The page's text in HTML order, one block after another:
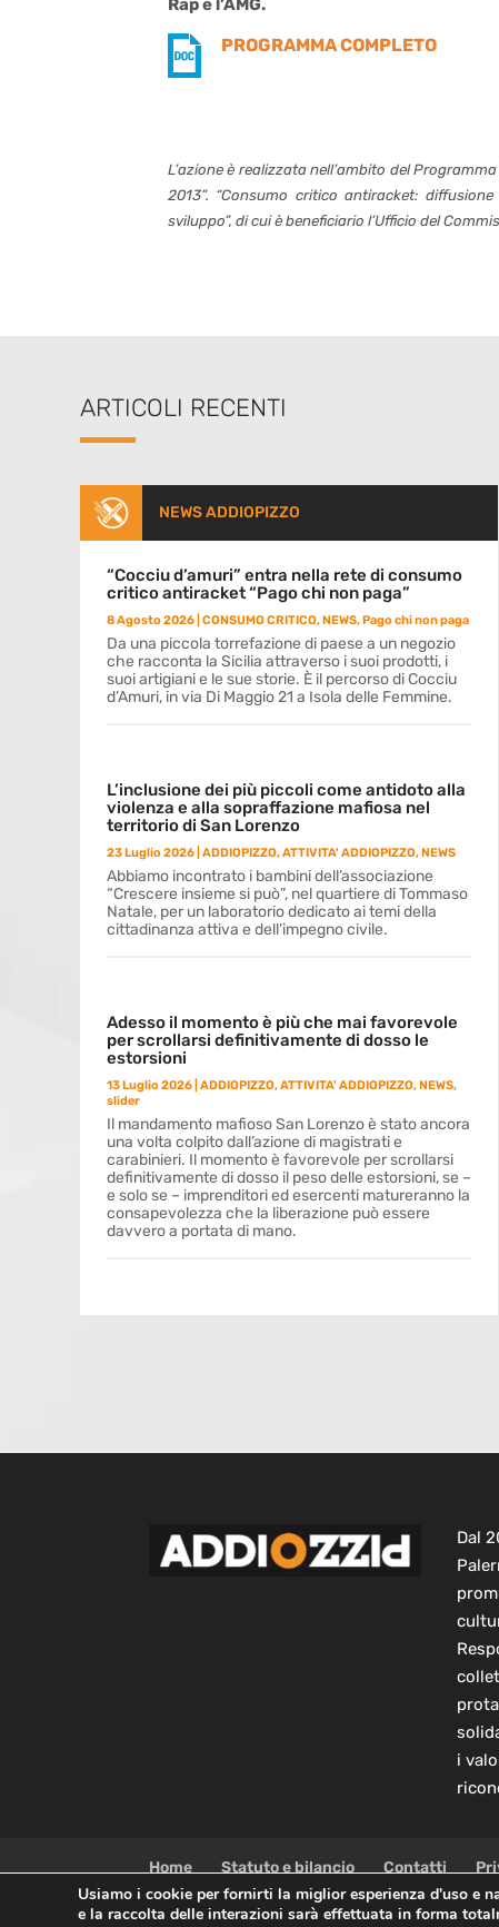
Rap e l’AMG.
PROGRAMMA COMPLETO
L’azione è realizzata nell’ambito del
2013”. “Consumo critico antiracket:
sviluppo”, di cui è beneficiario l’Ufficio del
ARTICOLI RECENTI
NEWS ADDIOPIZZO
“Cocciu d’amuri” entra nella rete di consumo
critico antiracket “Pago chi non paga”
8 Agosto 2026 CONSUMO CRITICO,NEWS,Pago chi non paga
Da una piccola torrefazione di paese a un negozio
che racconta la Sicilia attraverso i suoi prodotti, i
suoi artigiani e le sue storie. È il percorso di Cocciu
d’Amuri, in via Di Maggio 21 a Isola delle Femmine.
L’inclusione dei più piccoli come antidoto alla
violenza e alla sopraffazione mafiosa nel
territorio di San Lorenzo
23 Luglio 2026 ADDIOPIZZO,ATTIVITA' ADDIOPIZZO,NEWS
Abbiamo incontrato i bambini dell’associazione
“Crescere insieme si può”, nel quartiere di Tommaso
Natale, per un laboratorio dedicato ai temi della
cittadinanza attiva e dell’impegno civile.
Adesso il momento è più che mai favorevole
per scrollarsi definitivamente di dosso le
estorsioni
13 Luglio 2026 ADDIOPIZZO,ATTIVITA' ADDIOPIZZO,NEWS,
slider
Il mandamento mafioso San Lorenzo è stato ancora
una volta colpito dall’azione di magistrati e
carabinieri. Il momento è favorevole per scrollarsi
definitivamente di dosso il peso delle estorsioni, se –
e solo se – imprenditori ed esercenti matureranno la
consapevolezza che la liberazione può essere
davvero a portata di mano.
Dal
i
Home Statuto e bilancio Contatti
Usiamo i cookie per fornirti la miglior esperienza d'uso e
e la raccolta delle interazioni sarà effettuata in forma